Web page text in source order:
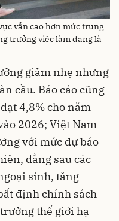
vẫn cao hơn mức trung
trưởng việc làm đang là
giảm nhẹ nhưng
cầu. Báo cáo cũng
4,8% cho năm
2026; Việt Nam
với mức dự báo
đằng sau các
sinh, tăng
định chính sách
thế giới hạ